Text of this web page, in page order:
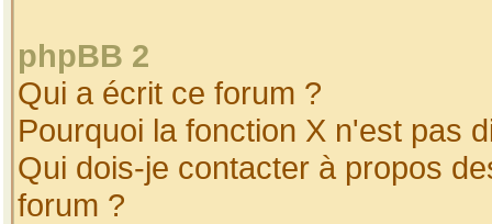
phpBB 2
Qui a écrit ce forum ?
Pourquoi la fonction X n'est pas
Qui dois-je contacter à propos
forum ?